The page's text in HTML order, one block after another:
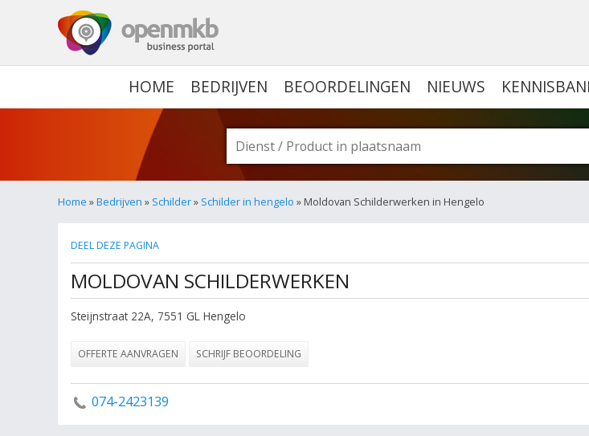
HOME BEDRIJVEN BEOORDELINGEN NIEUWS
Home »Bedrijven » Schilder» Schilder in hengelo » Moldovan Schilderwerken in Hengelo
DEEL DEZE PAGINA
MOLDOVAN SCHILDERWERKEN
Steijnstraat 22A, 7551 GL Hengelo
OFFERTE AANVRAGEN SCHRIJF BEOORDELING
074-2423139